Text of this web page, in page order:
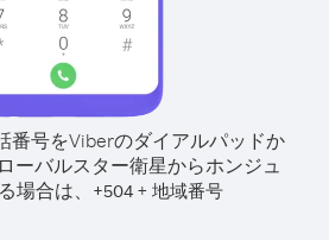
番号をViberのダイアルパッドか
ーバルスター衛星からホンジュ
場合は、 +504 + 地域番号